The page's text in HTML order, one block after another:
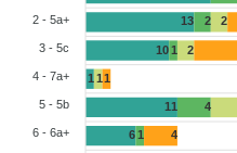
13
10
1
11
6
2
1
4
1
2
2
11
4
2 - 5a+
3 - 5c
4 - 7a+
5 - 5b
6 - 6a+